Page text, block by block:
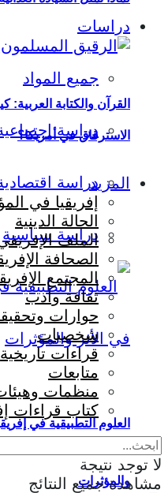
دراسات
جميع المواد
دراسة
دراسة
دراسة سياسية
العلوم التطبيقية في
والمؤثرات
القرآن والكتابة
الاسترقاق في أمريكا؟
المزيد
إفريقيا في
الحالة الدينية
الملف
الصحافة
المجتمع
ثقافة وأدب
حوارات
شخصيات
قراءات تاريخية
متابعات
منظمات
كتاب قراءات
لا توجد نتيجة
مشاهدة جميع النتائج